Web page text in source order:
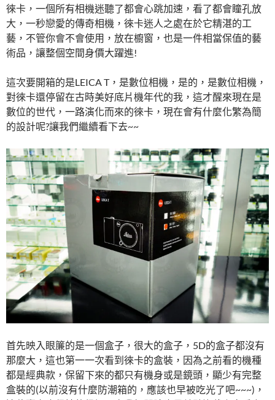
徠卡，一個所有相機迷聽了都會心跳加速，看了都會瞳孔放
大，一秒戀愛的傳奇相機，徠卡迷人之處在於它精湛的工
藝，不管你會不會使用，放在櫥窗，也是一件相當保值的藝
術品，讓整個空間身價大躍進!
這次要開箱的是LEICA T，是數位相機，是的，是數位相機，
對徠卡還停留在古時美好底片機年代的我，這才醒來現在是
數位的世代，一路演化而來的徠卡，現在會有什麼化繁為簡
的設計呢?讓我們繼續看下去~~
首先映入眼簾的是一個盒子，很大的盒子，5D的盒子都沒有
那麼大，這也第一一次看到徠卡的盒裝，因為之前看的機種
都是經典款，保留下來的都只有機身或是鏡頭，顯少有完整
盒裝的(以前沒有什麼防潮箱的，應該也早被吃光了吧~~~)，